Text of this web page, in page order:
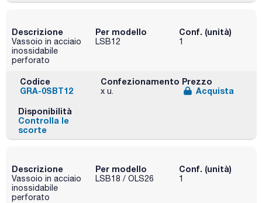
Descrizione
Vassoio in acciaio
inossidabile
perforato
Per modello
LSB12
Conf. (unità)
1
Codice
GRA-0SBT12
Confezionamento
x u.
Prezzo
Acquista
Disponibilità
Controlla le
scorte
Descrizione
Vassoio in acciaio
inossidabile
perforato
Per modello
LSB18 / OLS26
Conf. (unità)
1